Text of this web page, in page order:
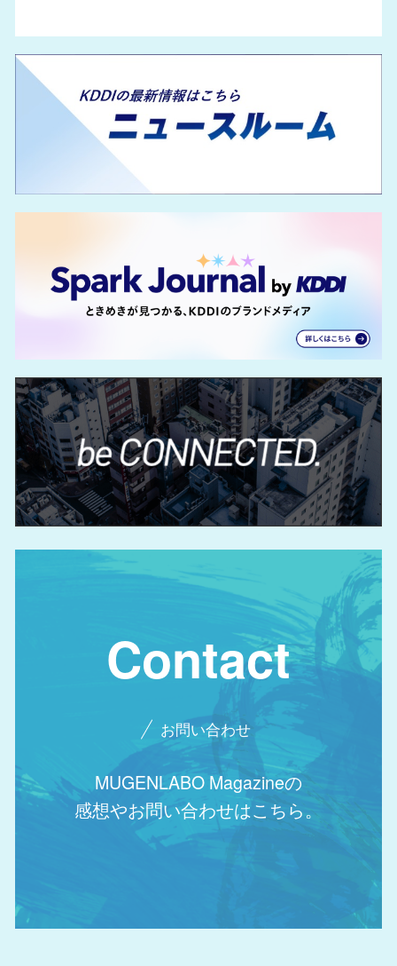
Contact
お問い合わせ
MUGENLABO Magazineの
感想やお問い合わせはこちら。